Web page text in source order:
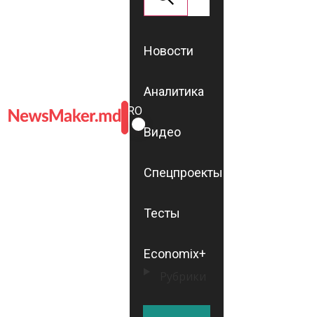
ROMÂNĂ
RU
Новости
Аналитика
Видео
Спецпроекты
Тесты
Economix+